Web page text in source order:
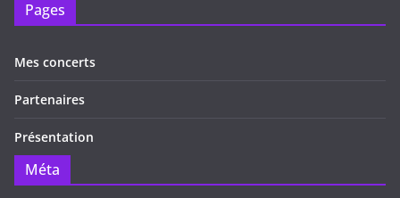
Pages
Mes concerts
Partenaires
Présentation
Méta